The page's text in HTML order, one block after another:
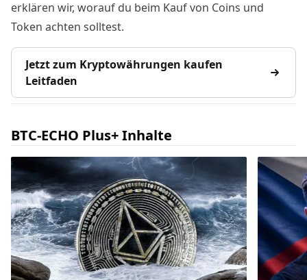
erklären wir, worauf du beim Kauf von Coins und
Token achten solltest.
Jetzt zum Kryptowährungen kaufen
Leitfaden
BTC-ECHO Plus+ Inhalte